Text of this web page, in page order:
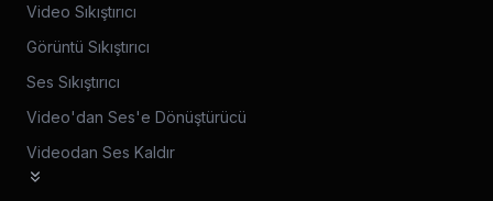
Video Sıkıştırıcı
Görüntü Sıkıştırıcı
Ses Sıkıştırıcı
Video'dan Ses'e Dönüştürücü
Videodan Ses Kaldır